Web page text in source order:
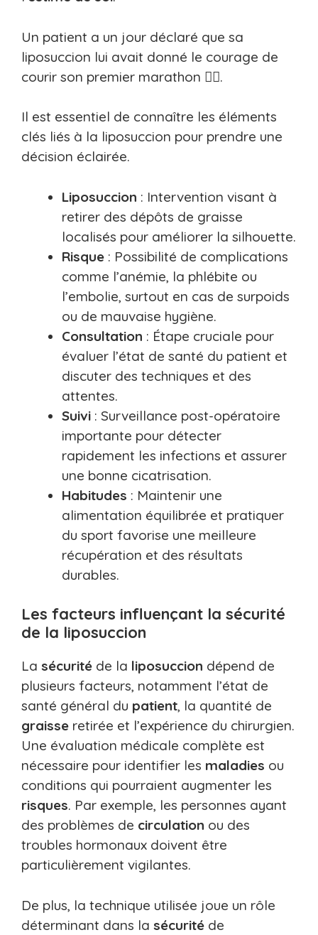
Un patient a un jour déclaré que sa
liposuccion lui avait donné le courage de
courir son premier marathon 🏃‍♂️.
Il est essentiel de connaître les éléments
clés liés à la liposuccion pour prendre une
décision éclairée.
Liposuccion : Intervention visant à
retirer des dépôts de graisse
localisés pour améliorer la silhouette.
Risque : Possibilité de complications
comme l’anémie, la phlébite ou
l’embolie, surtout en cas de surpoids
ou de mauvaise hygiène.
Consultation : Étape cruciale pour
évaluer l’état de santé du patient et
discuter des techniques et des
attentes.
Suivi : Surveillance post-opératoire
importante pour détecter
rapidement les infections et assurer
une bonne cicatrisation.
Habitudes : Maintenir une
alimentation équilibrée et pratiquer
du sport favorise une meilleure
récupération et des résultats
durables.
Les facteurs influençant la sécurité
de la liposuccion
La sécurité de la liposuccion dépend de
plusieurs facteurs, notamment l’état de
santé général du patient, la quantité de
graisse retirée et l’expérience du chirurgien.
Une évaluation médicale complète est
nécessaire pour identifier les maladies ou
conditions qui pourraient augmenter les
risques. Par exemple, les personnes ayant
des problèmes de circulation ou des
troubles hormonaux doivent être
particulièrement vigilantes.
De plus, la technique utilisée joue un rôle
déterminant dans la sécurité de